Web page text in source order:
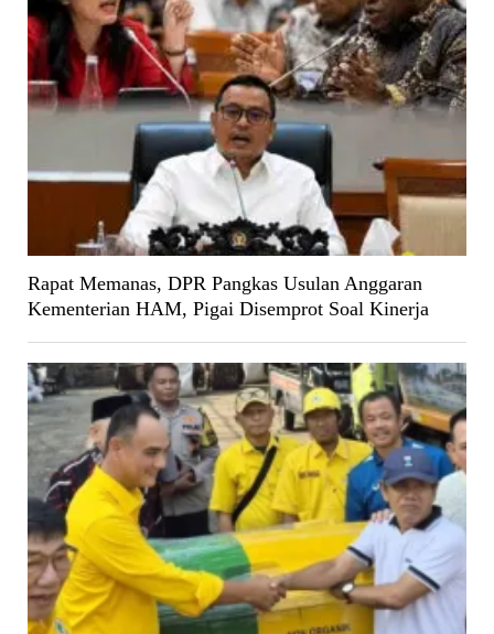
Rapat Memanas, DPR Pangkas Usulan Anggaran
Kementerian HAM, Pigai Disemprot Soal Kinerja